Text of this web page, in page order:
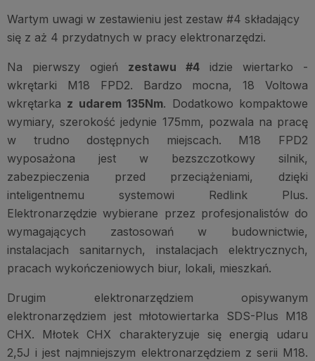
Wartym uwagi w zestawieniu jest zestaw #4 składający
się z aż 4 przydatnych w pracy elektronarzędzi.
Na pierwszy ogień zestawu #4 idzie wiertarko -
wkrętarki M18 FPD2. Bardzo mocna, 18 Voltowa
wkrętarka z udarem 135Nm. Dodatkowo kompaktowe
wymiary, szerokość jedynie 175mm, pozwala na pracę
w trudno dostępnych miejscach. M18 FPD2
wyposażona jest w bezszczotkowy silnik,
zabezpieczenia przed przeciążeniami, dzięki
inteligentnemu systemowi Redlink Plus.
Elektronarzędzie wybierane przez profesjonalistów do
wymagających zastosowań w budownictwie,
instalacjach sanitarnych, instalacjach elektrycznych,
pracach wykończeniowych biur, lokali, mieszkań.
Drugim elektronarzędziem opisywanym
elektronarzędziem jest młotowiertarka SDS-Plus M18
CHX. Młotek CHX charakteryzuje się energią udaru
2,5J i jest najmniejszym elektronarzędziem z serii M18.